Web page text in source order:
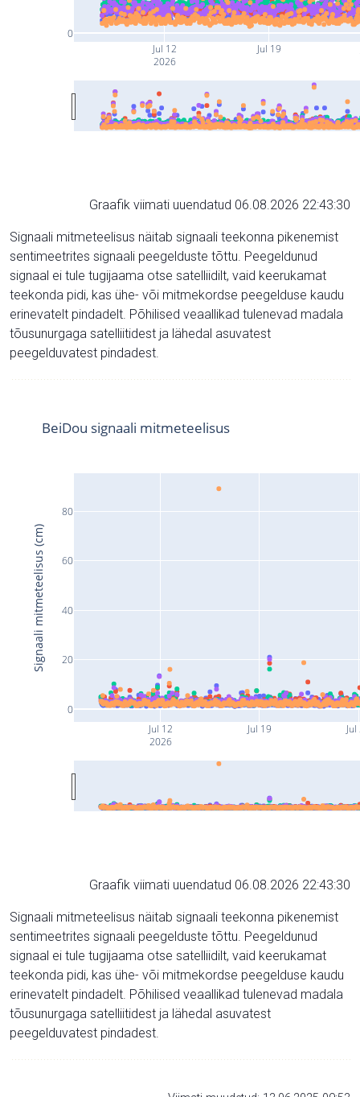
Jul 12
2026
Jul 19
0
Graafik viimati uuendatud 06.08.2026 22:43:30
Signaali mitmeteelisus näitab signaali teekonna pikenemist
sentimeetrites signaali peegelduste tõttu. Peegeldunud
signaal ei tule tugijaama otse satelliidilt, vaid keerukamat
teekonda pidi, kas ühe- või mitmekordse peegelduse kaudu
erinevatelt pindadelt. Põhilised veaallikad tulenevad madala
tõusunurgaga satelliitidest ja lähedal asuvatest
peegelduvatest pindadest.
Jul 12
2026
Jul 19
0
20
40
60
80
BeiDou signaali mitmeteelisus
Signaali mitmeteelisus (cm)
Graafik viimati uuendatud 06.08.2026 22:43:30
Signaali mitmeteelisus näitab signaali teekonna pikenemist
sentimeetrites signaali peegelduste tõttu. Peegeldunud
signaal ei tule tugijaama otse satelliidilt, vaid keerukamat
teekonda pidi, kas ühe- või mitmekordse peegelduse kaudu
erinevatelt pindadelt. Põhilised veaallikad tulenevad madala
tõusunurgaga satelliitidest ja lähedal asuvatest
peegelduvatest pindadest.